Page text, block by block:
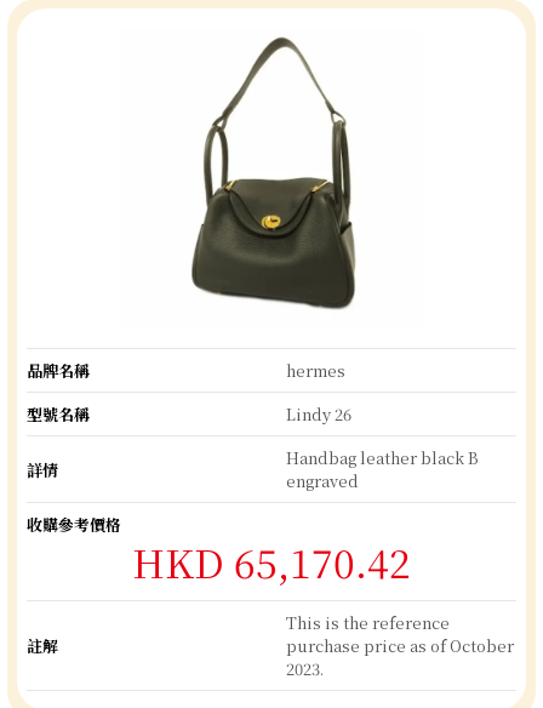
品牌名稱
hermes
型號名稱
Lindy 26
詳情
Handbag leather black B
engraved
收購參考價格
HKD 65,170.42
註解
This is the reference
purchase price as of October
2023.